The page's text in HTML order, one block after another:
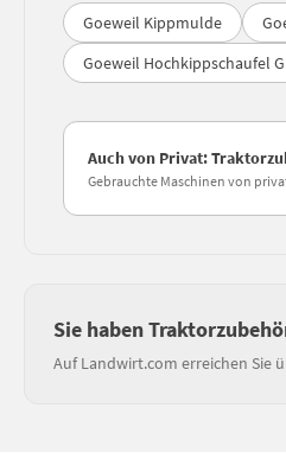
Goeweil Kippmulde
Goeweil Hochkippschaufel
Auch von Privat:
Gebrauchte Maschinen von
Sie haben
Auf Landwirt.com erreichen Sie